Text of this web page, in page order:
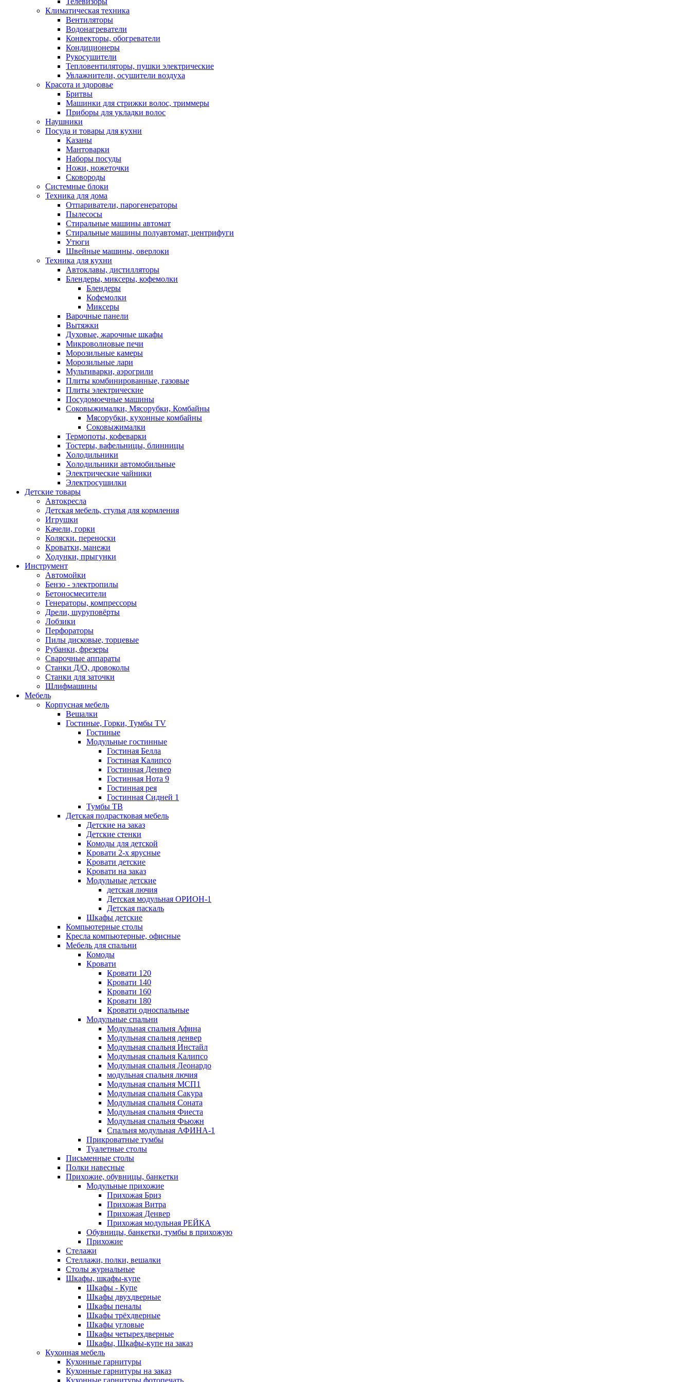
Климатическая техника
Вентиляторы
Водонагреватели
Конвекторы, обогреватели
Кондиционеры
Рукосушители
Тепловентиляторы, пушки электрические
Увлажнители, осушители воздуха
Красота и здоровье
Бритвы
Машинки для стрижки волос, триммеры
Приборы для укладки волос
Наушники
Посуда и товары для кухни
Казаны
Мантоварки
Наборы посуды
Ножи, ножеточки
Сковороды
Системные блоки
Техника для дома
Отпариватели, парогенераторы
Пылесосы
Стиральные машины автомат
Стиральные машины полуавтомат, центрифуги
Утюги
Швейные машины, оверлоки
Техника для кухни
Автоклавы, дистилляторы
Блендеры, миксеры, кофемолки
Блендеры
Кофемолки
Миксеры
Варочные панели
Вытяжки
Духовые, жарочные шкафы
Микроволновые печи
Морозильные камеры
Морозильные лари
Мультиварки, аэрогрили
Плиты комбинированные, газовые
Плиты электрические
Посудомоечные машины
Соковыжималки, Мясорубки, Комбайны
Мясорубки, кухонные комбайны
Соковыжималки
Термопоты, кофеварки
Тостеры, вафельницы, блинницы
Холодильники
Холодильники автомобильные
Электрические чайники
Электросушилки
Детские товары
Автокресла
Детская мебель, стулья для кормления
Игрушки
Качели, горки
Коляски. переноски
Кроватки, манежи
Ходунки, прыгунки
Инструмент
Автомойки
Бензо - электропилы
Бетоносмесители
Генераторы, компрессоры
Дрели, шуруповёрты
Лобзики
Перфораторы
Пилы дисковые, торцевые
Рубанки, фрезеры
Сварочные аппараты
Станки Д/О, дровоколы
Станки для заточки
Шлифмашины
Мебель
Корпусная мебель
Вешалки
Гостиные, Горки, Тумбы TV
Гостиные
Модульные гостинные
Гостиная Белла
Гостиная Калипсо
Гостинная Денвер
Гостинная Нота 9
Гостинная рея
Гостинная Сидней 1
Тумбы ТВ
Детская подрастковая мебель
Детские на заказ
Детские стенки
Комоды для детской
Кровати 2-х ярусные
Кровати детские
Кровати на заказ
Модульные детские
детская лючия
Детская модульная ОРИОН-1
Детская паскаль
Шкафы детские
Компьютерные столы
Кресла компьютерные, офисные
Мебель для спальни
Комоды
Кровати
Кровати 120
Кровати 140
Кровати 160
Кровати 180
Кровати односпальные
Модульные спальни
Модульная спальня Афина
Модульная спальня денвер
Модульная спальня Инстайл
Модульная спальня Калипсо
Модульная спальня Леонардо
модульная спальня лючия
Модульная спальня МСП1
Модульная спальня Сакура
Модульная спальня Соната
Модульная спальня Фиеста
Модульная спальня Фьюжн
Спальня модульная АФИНА-1
Прикроватные тумбы
Туалетные столы
Письменные столы
Полки навесные
Прихожие, обувницы, банкетки
Модульные прихожие
Прихожая Бриз
Прихожая Витра
Прихожая Денвер
Прихожая модульная РЕЙКА
Обувницы, банкетки, тумбы в прихожую
Прихожие
Стелажи
Стеллажи, полки, вешалки
Столы журнальные
Шкафы, шкафы-купе
Шкафы - Купе
Шкафы двухдверные
Шкафы пеналы
Шкафы трёхдверные
Шкафы угловые
Шкафы четырехдверные
Шкафы, Шкафы-купе на заказ
Кухонная мебель
Кухонные гарнитуры
Кухонные гарнитуры на заказ